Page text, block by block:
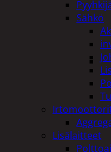
Sähkö
Lisälaitteet